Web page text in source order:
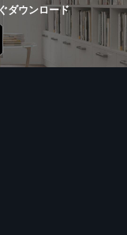
ダウンロード